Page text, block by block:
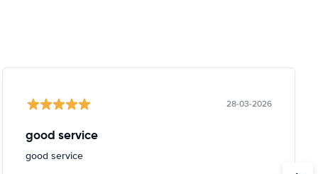
28-03-2026
good service
good service